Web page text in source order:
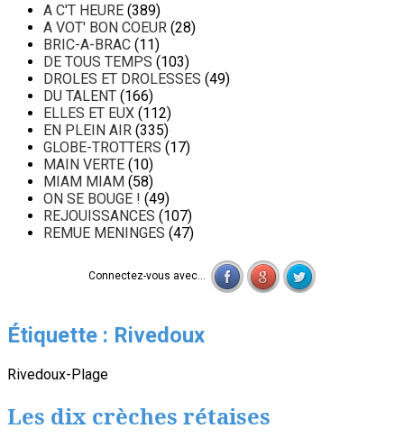
A C'T HEURE (389)
A VOT' BON COEUR (28)
BRIC-A-BRAC (11)
DE TOUS TEMPS (103)
DROLES ET DROLESSES (49)
DU TALENT (166)
ELLES ET EUX (112)
EN PLEIN AIR (335)
GLOBE-TROTTERS (17)
MAIN VERTE (10)
MIAM MIAM (58)
ON SE BOUGE ! (49)
REJOUISSANCES (107)
REMUE MENINGES (47)
Connectez-vous avec...
Étiquette : Rivedoux
Rivedoux-Plage
Les dix crèches rétaises